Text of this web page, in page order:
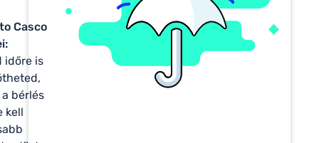
Casco
időre is
bérlés
kell